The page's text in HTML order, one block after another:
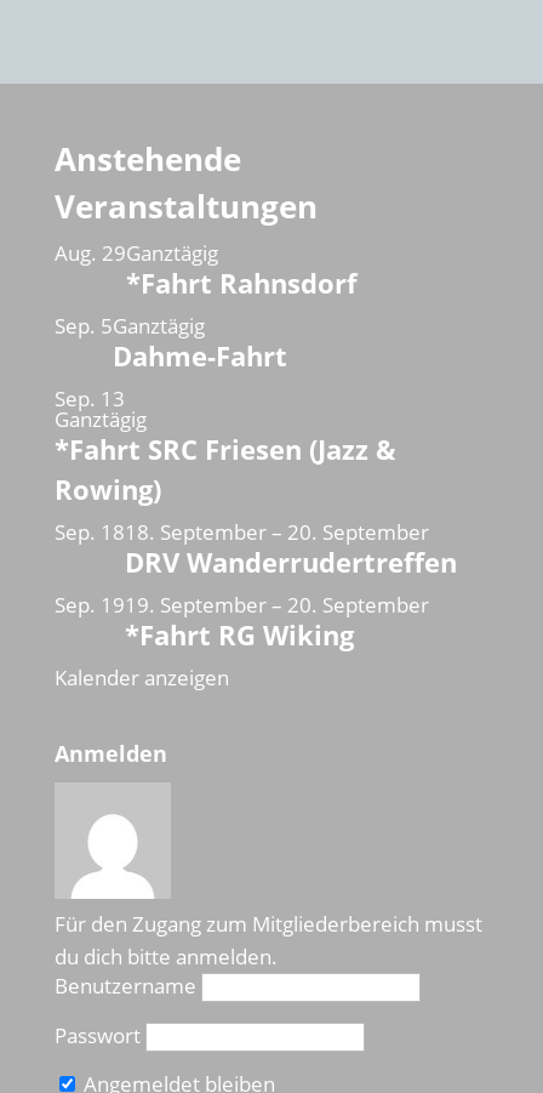
Anstehende
Veranstaltungen
Aug. 29Ganztägig
*Fahrt Rahnsdorf
Sep. 5Ganztägig
Dahme-Fahrt
Sep. 13
Ganztägig
*Fahrt SRC Friesen (Jazz &
Rowing)
Sep. 1818. September– 20. September
DRV Wanderrudertreffen
Sep. 1919. September– 20. September
*Fahrt RG Wiking
Kalender anzeigen
Anmelden
Für den Zugang zum Mitgliederbereich musst
du dich bitte anmelden.
Benutzername
Passwort
Angemeldet bleiben